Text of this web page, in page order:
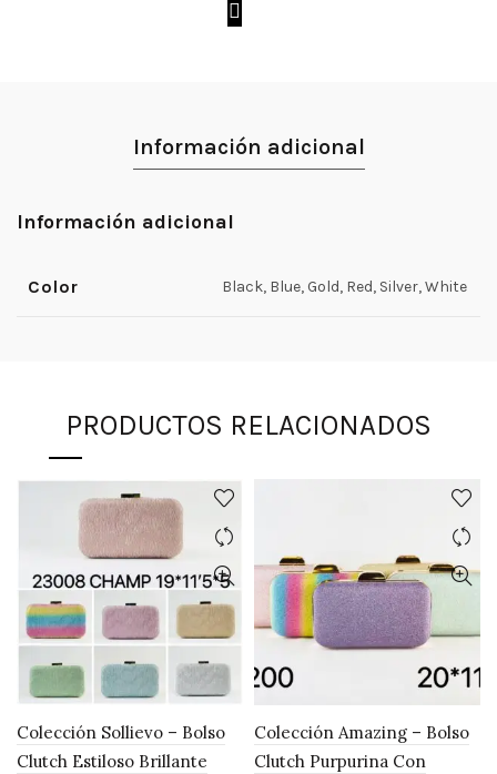
Información adicional
Información adicional
Color Black, Blue, Gold, Red, Silver, White
PRODUCTOS RELACIONADOS
Colección Sollievo – Bolso
Clutch Estiloso Brillante
Colección Amazing – Bolso
Clutch Purpurina Con